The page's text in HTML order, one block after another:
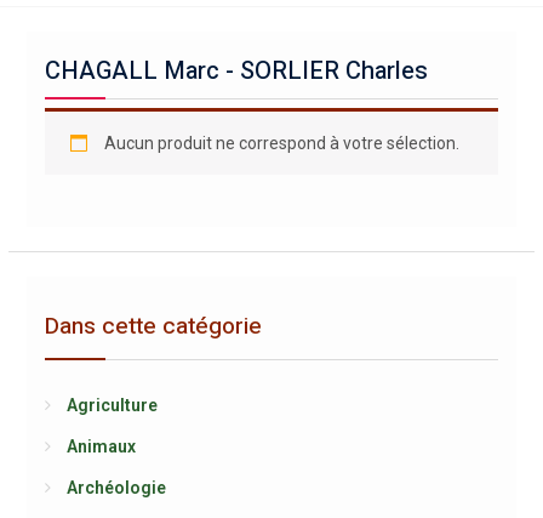
CHAGALL Marc - SORLIER Charles
Aucun produit ne correspond à votre sélection.
Dans cette catégorie
Agriculture
Animaux
Archéologie